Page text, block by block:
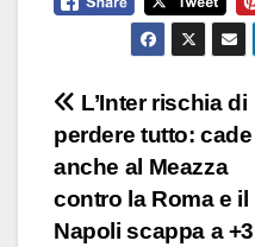
Navigazione
articoli
L’Inter rischia di
perdere tutto: cade
anche al Meazza
contro la Roma e il
Napoli scappa a +3